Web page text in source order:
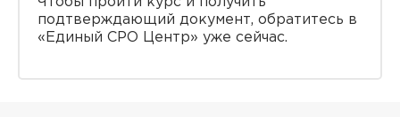
подтверждающий документ, обратитесь в
«Единый СРО Центр» уже сейчас.